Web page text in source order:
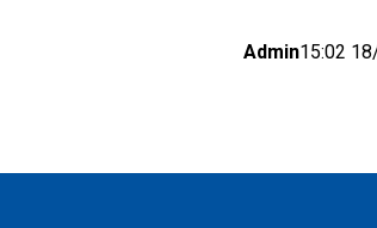
Admin15:02